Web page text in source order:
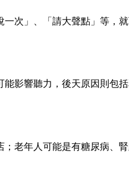
次」、「請大聲點」等，
影響聽力，後天原因則包
老年人可能是有糖尿病、